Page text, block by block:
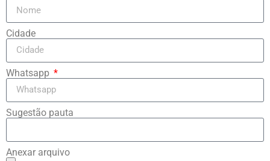
Cidade
Whatsapp
Sugestão pauta
Anexar arquivo